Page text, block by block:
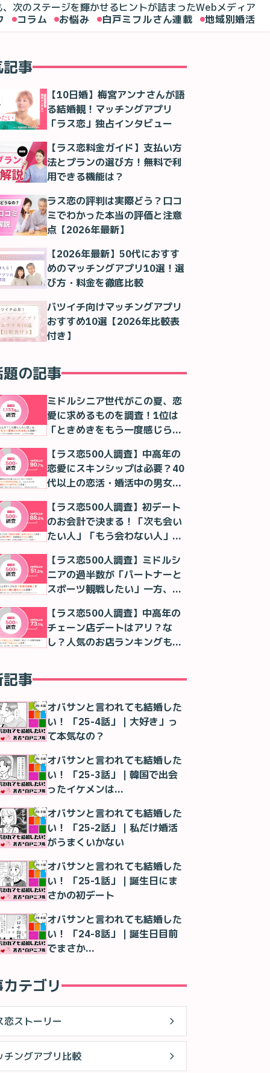
、次のステージを輝かせるヒントが詰まったWebメディア
コラム お悩み 白戸ミフルさん連載 地域別婚活
画 オバサンと言われても結婚したい！ 「15-6話」｜彼氏？は
事
【10日婚】梅宮アンナさんが語
る結婚観！マッチングアプリ
「ラス恋」独占インタビュー
【ラス恋料金ガイド】支払い方
法とプランの選び方！無料で利
用できる機能は？
ラス恋の評判は実際どう？口コ
ミでわかった本当の評価と注意
点【2026年最新】
【2026年最新】50代におすす
めのマッチングアプリ10選！選
び方・料金を徹底比較
バツイチ向けマッチングアプリ
おすすめ10選【2026年比較表
付き】
の記事
ミドルシニア世代がこの夏、恋
愛に求めるものを調査！1位は
「ときめきをもう一度感じられ
【ラス恋500人調査】中高年の
恋愛にスキンシップは必要？40
代以上の恋活・婚活中の男女の
【ラス恋500人調査】初デート
のお会計で決まる！「次も会い
たい人」「もう会わない人」が
【ラス恋500人調査】ミドルシ
ニアの過半数が「パートナーと
スポーツ観戦したい」一方、実
【ラス恋500人調査】中高年の
チェーン店デートはアリ？な
し？人気のお店ランキングも紹
事
オバサンと言われても結婚した
い！ 「25-4話」｜大好き」っ
て本気なの？
オバサンと言われても結婚した
い！ 「25-3話」｜韓国で出会
ったイケメンは…
オバサンと言われても結婚した
い！ 「25-2話」｜私だけ婚活
がうまくいかない
オバサンと言われても結婚した
い！ 「25-1話」｜誕生日にま
さかの初デート
オバサンと言われても結婚した
い！ 「24-8話」｜誕生日目前
でまさか…
テゴリ
恋ストーリー
チングアプリ比較